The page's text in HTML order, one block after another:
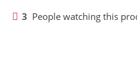
3 People watching this